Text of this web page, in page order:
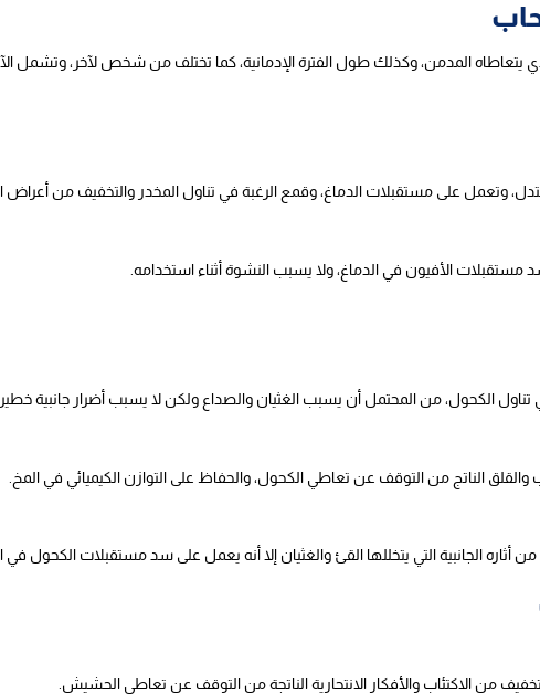
يتعاطاه المدمن، وكذلك طول الفترة الإدمانية، كما تختلف من شخص لآخر، وتشمل
وتعمل على مستقبلات الدماغ، وقمع الرغبة في تناول المخدر والتخفيف من أعراض
الأفيون في الدماغ، ولا يسبب النشوة أثناء استخدامه.
الكحول، من المحتمل أن يسبب الغثيان والصداع ولكن لا يسبب أضرار جانبية
الناتج من التوقف عن تعاطي الكحول، والحفاظ على التوازن الكيميائي في المخ.
الجانبية التي يتخللها القئ والغثيان إلا أنه يعمل على سد مستقبلات الكحول
من الاكتئاب والأفكار الانتحارية الناتجة من التوقف عن تعاطي الحشيش.